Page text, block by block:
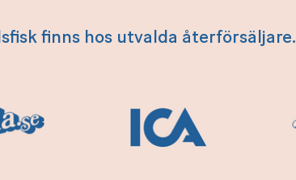
finns hos utvalda återförsäljare.